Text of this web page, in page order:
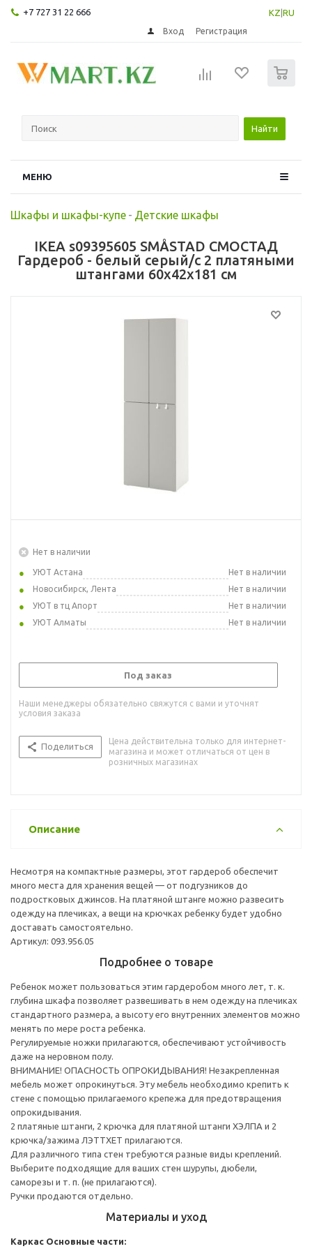
+7 727 31 22 666 KZ RU
Вход Регистрация
Найти
МЕНЮ
Шкафы и шкафы-купе - Детские шкафы
IKEA s09395605 SMÅSTAD СМОСТАД
Гардероб - белый серый/с 2 платяными
штангами 60x42x181 см
Нет в наличии
УЮТ Астана
Нет в наличии
Новосибирск, Лента
Нет в наличии
УЮТ в тц Апорт
Нет в наличии
УЮТ Алматы
Нет в наличии
Под заказ
Наши менеджеры обязательно свяжутся с вами и уточнят
условия заказа
Поделиться
Цена действительна только для интернет-
магазина и может отличаться от цен в
розничных магазинах
Описание
Несмотря на компактные размеры, этот гардероб обеспечит
много места для хранения вещей — от подгузников до
подростковых джинсов. На платяной штанге можно развесить
одежду на плечиках, а вещи на крючках ребенку будет удобно
доставать самостоятельно.
Артикул: 093.956.05
Подробнее о товаре
Ребенок может пользоваться этим гардеробом много лет, т. к.
глубина шкафа позволяет развешивать в нем одежду на плечиках
стандартного размера, а высоту его внутренних элементов можно
менять по мере роста ребенка.
Регулируемые ножки прилагаются, обеспечивают устойчивость
даже на неровном полу.
ВНИМАНИЕ! ОПАСНОСТЬ ОПРОКИДЫВАНИЯ! Незакрепленная
мебель может опрокинуться. Эту мебель необходимо крепить к
стене с помощью прилагаемого крепежа для предотвращения
опрокидывания.
2 платяные штанги, 2 крючка для платяной штанги ХЭЛПА и 2
крючка/зажима ЛЭТТХЕТ прилагаются.
Для различного типа стен требуются разные виды креплений.
Выберите подходящие для ваших стен шурупы, дюбели,
саморезы и т. п. (не прилагаются).
Ручки продаются отдельно.
Материалы и уход
Каркас Основные части: